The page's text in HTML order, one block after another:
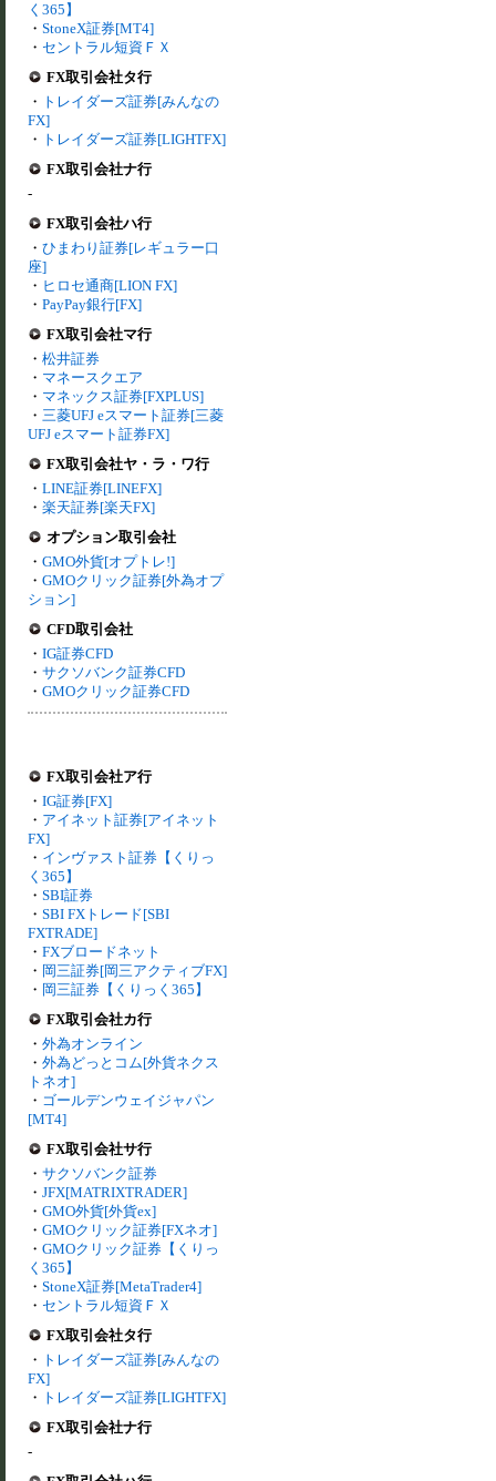
く365】
・ StoneX証券[MT4]
・ セントラル短資ＦＸ
FX取引会社タ行
・ トレイダーズ証券[みんなの
FX]
・ トレイダーズ証券[LIGHTFX]
FX取引会社ナ行
-
FX取引会社ハ行
・ ひまわり証券[レギュラー口
座]
・ ヒロセ通商[LION FX]
・ PayPay銀行[FX]
FX取引会社マ行
・ 松井証券
・ マネースクエア
・ マネックス証券[FXPLUS]
・ 三菱UFJ eスマート証券[三菱
UFJ eスマート証券FX]
FX取引会社ヤ・ラ・ワ行
・ LINE証券[LINEFX]
・ 楽天証券[楽天FX]
オプション取引会社
・ GMO外貨[オプトレ!]
・ GMOクリック証券[外為オプ
ション]
CFD取引会社
・ IG証券CFD
・ サクソバンク証券CFD
・ GMOクリック証券CFD
FX取引会社ア行
・ IG証券[FX]
・ アイネット証券[アイネット
FX]
・ インヴァスト証券【くりっ
く365】
・ SBI証券
・ SBI FXトレード[SBI
FXTRADE]
・ FXブロードネット
・ 岡三証券[岡三アクティブFX]
・ 岡三証券【くりっく365】
FX取引会社カ行
・ 外為オンライン
・ 外為どっとコム[外貨ネクス
トネオ]
・ ゴールデンウェイジャパン
[MT4]
FX取引会社サ行
・ サクソバンク証券
・ JFX[MATRIXTRADER]
・ GMO外貨[外貨ex]
・ GMOクリック証券[FXネオ]
・ GMOクリック証券【くりっ
く365】
・ StoneX証券[MetaTrader4]
・ セントラル短資ＦＸ
FX取引会社タ行
・ トレイダーズ証券[みんなの
FX]
・ トレイダーズ証券[LIGHTFX]
FX取引会社ナ行
-